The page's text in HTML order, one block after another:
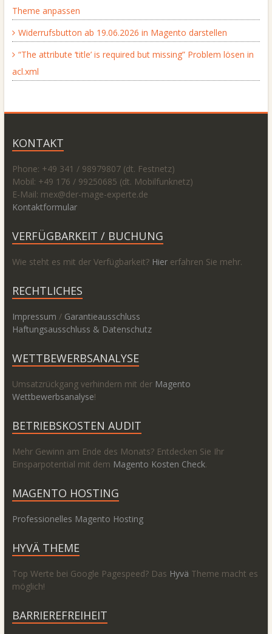
Theme anpassen
Widerrufsbutton ab 19.06.2026 in Magento darstellen
“The attribute ‘title’ is required but missing” Problem lösen in
acl.xml
KONTAKT
Phone: +49 341 / 98979807 (dt. Festnetz)
Mobil: +49 176 / 99250685 (dt. Mobilfunknetz)
E-Mail: mex@der-mage-experte.de
Kontaktformular
VERFÜGBARKEIT / BUCHUNG
Wie steht es mit der Verfügbarkeit? Hiererfahren Sie mehr.
RECHTLICHES
Impressum / Garantieausschluss
Haftungsausschluss & Datenschutz
WETTBEWERBSANALYSE
Umsatzrückgang verhindern mit der Magento
Wettbewerbsanalyse!
BETRIEBSKOSTEN AUDIT
Mehr Gewinn am Ende des Monats? Entdecken Sie Ihr
Einsparpotential mit dem Magento Kosten Check.
MAGENTO HOSTING
Professionelles Magento Hosting
HYVÄ THEME
Top Werte bei Google Pagespeed? Das Hyvä Theme macht es
möglich!
BARRIEREFREIHEIT